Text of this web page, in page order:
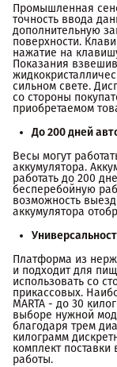
Промышленная
точность ввода
дополнительную
поверхности.
нажатие на
Показания
сильном свете.
со стороны
приобретаемом
До 200 дней
Весы могут
аккумулятора.
работать до 200
бесперебойную
возможность
аккумулятора
Платформа из
и подходит для
использовать со
прикассовых.
MARTA - до 30
выборе нужной
благодаря трем
килограмм
комплект
работы.